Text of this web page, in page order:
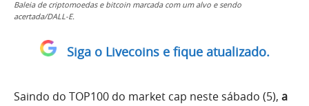
Baleia de criptomoedas e bitcoin marcada com um alvo e sendo
acertada/DALL-E.
Siga o Livecoins e fique atualizado.
Saindo do TOP100 do market cap neste sábado (5), a